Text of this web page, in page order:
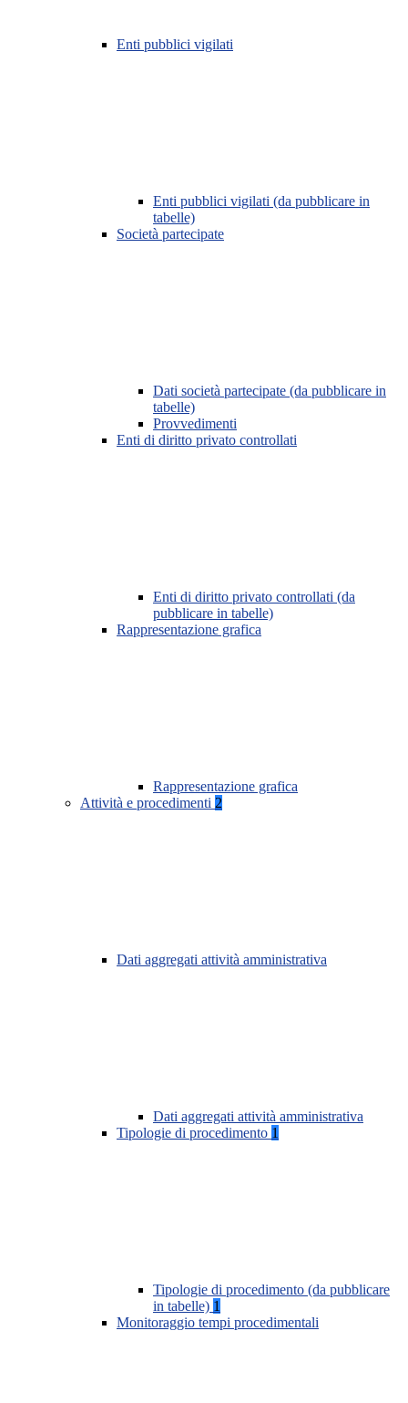
Enti pubblici vigilati
Enti pubblici vigilati (da pubblicare in
tabelle)
Società partecipate
Dati società partecipate (da pubblicare in
tabelle)
Provvedimenti
Enti di diritto privato controllati
Enti di diritto privato controllati (da
pubblicare in tabelle)
Rappresentazione grafica
Rappresentazione grafica
Attività e procedimenti 2
Dati aggregati attività amministrativa
Dati aggregati attività amministrativa
Tipologie di procedimento 1
Tipologie di procedimento (da pubblicare
in tabelle) 1
Monitoraggio tempi procedimentali